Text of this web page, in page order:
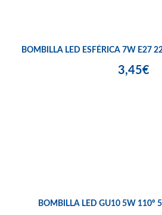
BOMBILLA LED ESFÉRICA 7W E27
3,45€
BOMBILLA LED GU10 5W 110º